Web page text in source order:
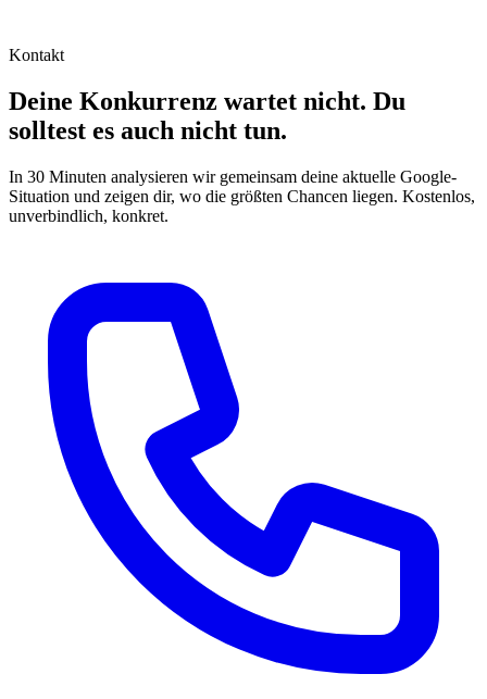
Kontakt
Deine Konkurrenz wartet nicht. Du
solltest es auch nicht tun.
In 30 Minuten analysieren wir gemeinsam deine aktuelle Google-
Situation und zeigen dir, wo die größten Chancen liegen. Kostenlos,
unverbindlich, konkret.